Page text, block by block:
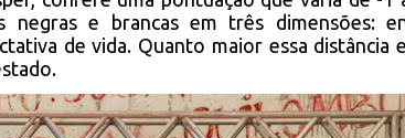
negras e brancas em três dimensões:
de vida. Quanto maior essa distância